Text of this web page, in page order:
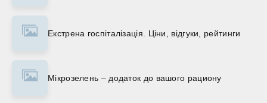
Екстрена госпіталізація. Ціни, відгуки, рейтинги
Мікрозелень – додаток до вашого рациону